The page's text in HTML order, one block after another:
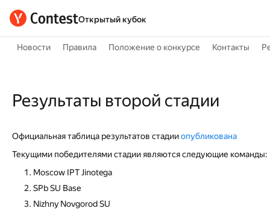
Открытый кубок
Новости Правила Положение о конкурсе Контакты
Результаты второй стадии
Официальная таблица результатов стадииопубликована
Текущими победителями стадии являются следующие команды:
Moscow IPT Jinotega
SPb SU Base
Nizhny Novgorod SU